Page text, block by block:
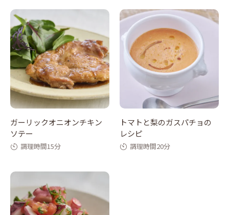
ガーリックオニオンチキン
ソテー
調理時間15分
トマトと梨のガスパチョの
レシピ
調理時間20分